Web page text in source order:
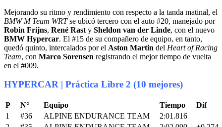
Mejorando su ritmo y rendimiento con respecto a la tanda matinal, el
BMW M Team WRTse ubicó tercero con el auto #20, manejado por
Robin Frijns, René Rast y Sheldon van der Linde, con el nuevo
BMW Hypercar. El #15 de su compañero de equipo, en tanto,
quedó quinto, intercalados por el Aston Martin del Heart of Racing
Team, con Marco Sorensen registrando el mejor tiempo de vuelta
en el #009.
HYPERCAR | Práctica Libre 2 (10 mejores)
P N° Equipo Tiempo
Dif
1
#36 ALPINE ENDURANCE TEAM
2:01.816